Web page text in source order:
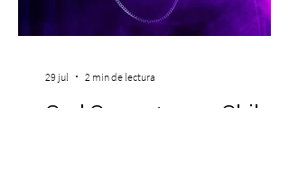
Carl Cox regresa a Chile
29 jul 2 min de lectura